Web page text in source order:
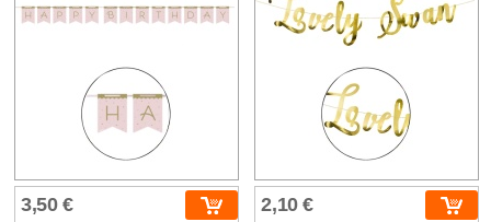
3,50 € 2,10 €